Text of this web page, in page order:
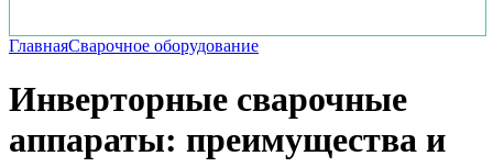
ГлавнаяСварочное оборудование
Инверторные сварочные
аппараты: преимущества и